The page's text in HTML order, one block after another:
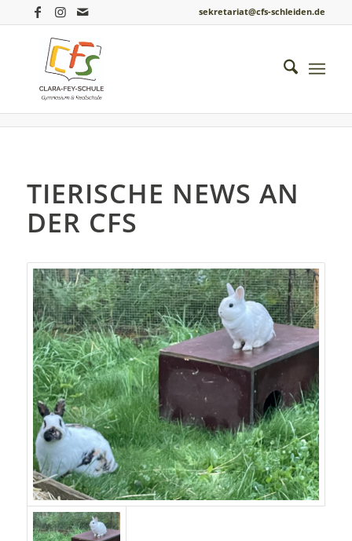
sekretariat@cfs-schleiden.de
Du bist hier: Startseite
Tierische News an der CFS
TIERISCHE NEWS AN
DER CFS